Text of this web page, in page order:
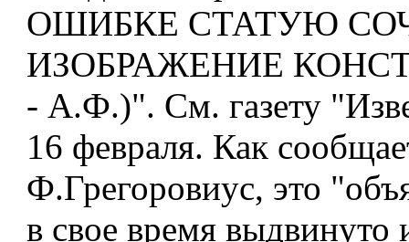
ОШИБКЕ СТАТУЮ
ИЗОБРАЖЕНИЕ
- А.Ф.)". См. газету
16 февраля. Как
Ф.Грегоровиус, это
в свое время выдвинуто